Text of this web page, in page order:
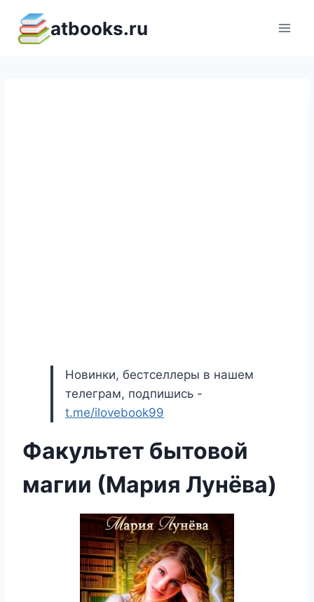
содержимому
atbooks.ru
Новинки, бестселлеры в нашем
телеграм, подпишись -
t.me/ilovebook99
Факультет бытовой
магии (Мария Лунёва)